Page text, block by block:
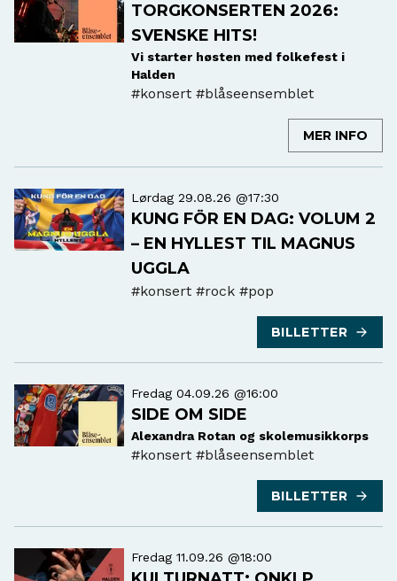
TORGKONSERTEN 2026:
SVENSKE HITS!
Vi starter høsten med folkefest i
Halden
#konsert #blåseensemblet
MER INFO
Lørdag 29.08.26 @17:30
KUNG FÖR EN DAG: VOLUM 2
– EN HYLLEST TIL MAGNUS
UGGLA
#konsert #rock #pop
BILLETTER
Fredag 04.09.26 @16:00
SIDE OM SIDE
Alexandra Rotan og skolemusikkorps
#konsert #blåseensemblet
BILLETTER
Fredag 11.09.26 @18:00